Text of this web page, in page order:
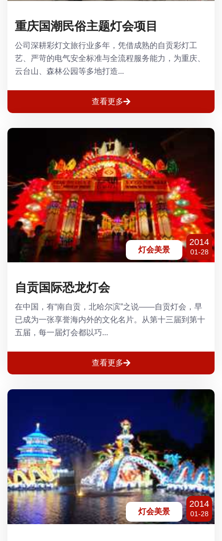
重庆国潮民俗主题灯会项目
公司深耕彩灯文旅行业多年，凭借成熟的自贡彩灯工
艺、严苛的电气安全标准与全流程服务能力，为重庆、
云台山、森林公园等多地打造...
查看更多
灯会美景
2014
01-28
自贡国际恐龙灯会
在中国，有“南自贡，北哈尔滨”之说——自贡灯会，早
已成为一张享誉海内外的文化名片。从第十三届到第十
五届，每一届灯会都以巧...
查看更多
灯会美景
2014
01-28